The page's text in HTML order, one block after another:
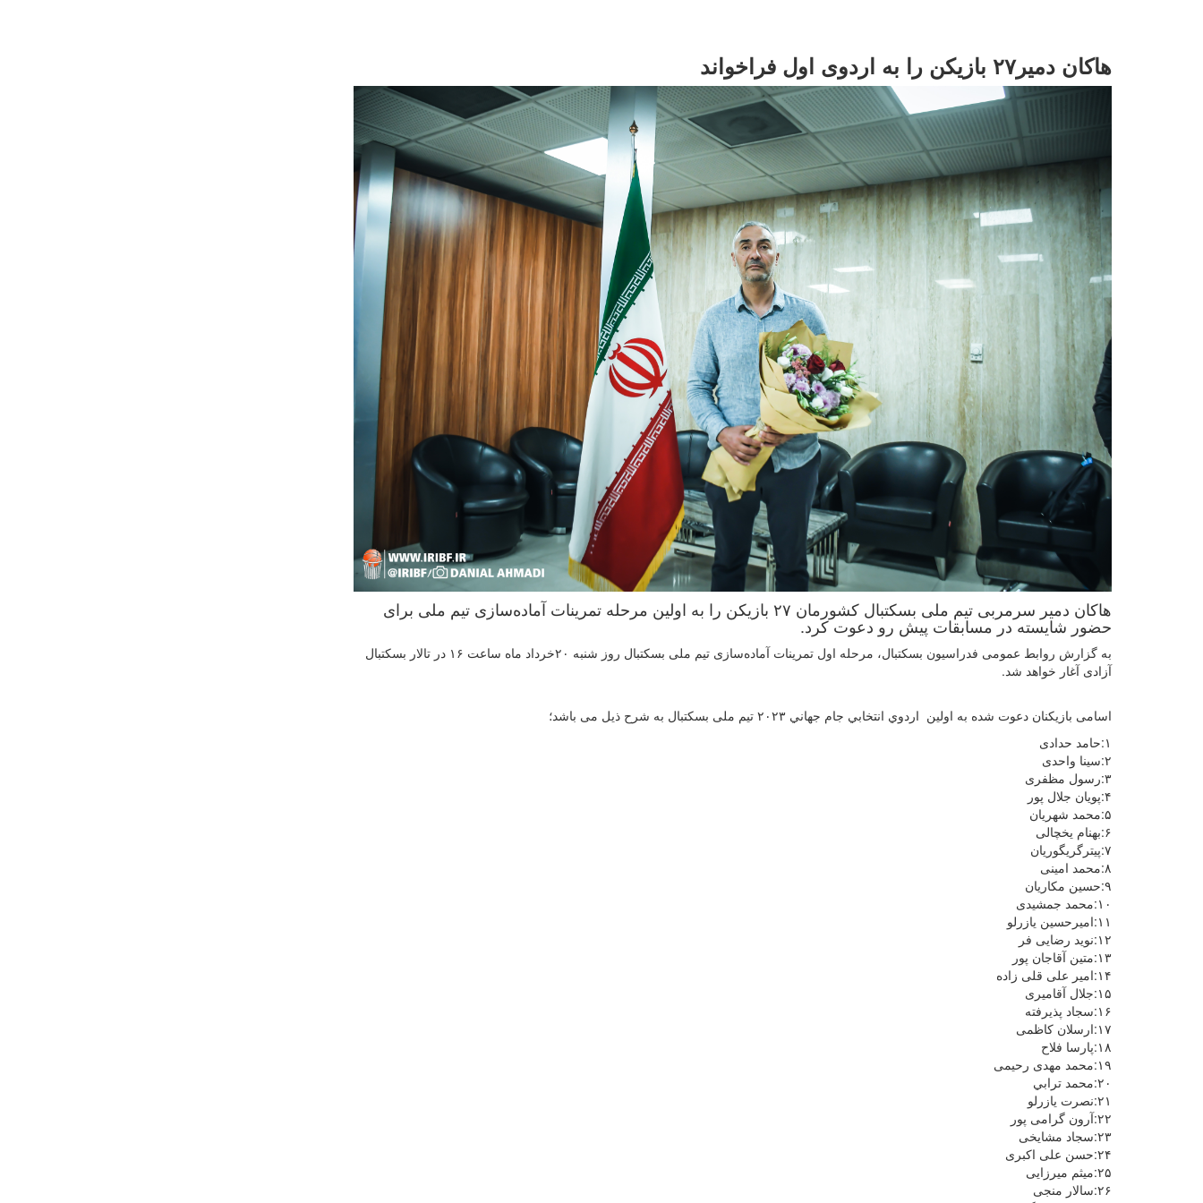
هاکان دمیر۲۷ بازیکن را به اردوی اول فراخواند
هاکان دمیر سرمربی تیم ملی بسکتبال کشورمان ۲۷ بازیکن را به اولین مرحله تمرینات آماده‌سازی تیم ملی برای
حضور شایسته در مسابقات پیش رو دعوت کرد.
به گزارش روابط عمومی فدراسیون بسکتبال، مرحله اول تمرینات آماده‌سازی تیم ملی بسکتبال روز شنبه ۲۰خرداد ماه ساعت ۱۶ در تالار بسکتبال
آزادی آغار خواهد شد.
اسامی بازیکنان دعوت شده به اولین اردوي انتخابي جام جهاني ٢٠٢٣ تیم ملی بسکتبال به شرح ذیل می باشد؛
۱:حامد حدادی
۲:سینا واحدی
۳:رسول مظفری
۴:پویان جلال پور
۵:محمد شهریان
۶:بهنام یخچالی
۷:پیترگریگوریان
۸:محمد امینی
۹:حسین مکاریان
۱۰:محمد جمشیدی
۱۱:امیرحسین یازرلو
۱۲:نوید رضایی فر
۱۳:متین آقاجان پور
۱۴:امیر علی قلی زاده
۱۵:جلال آقامیری
۱۶:سجاد پذیرفته
۱۷:ارسلان کاظمی
۱۸:پارسا فلاح
۱۹:محمد مهدی رحیمی
۲۰:محمد ترابي
۲۱:نصرت یازرلو
۲۲:آرون گرامی پور
۲۳:سجاد مشایخی
۲۴:حسن علی اکبری
۲۵:میثم میرزایی
۲۶:سالار منجی